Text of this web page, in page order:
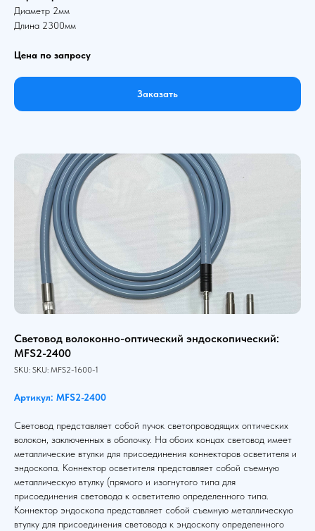
Диаметр 2мм
Длина 2300мм
Цена по запросу
Заказать
Световод волоконно-оптический эндоскопический:
MFS2-2400
SKU: SKU: MFS2-1600-1
Артикул: MFS2-2400
Световод представляет собой пучок светопроводящих оптических
волокон, заключенных в оболочку. На обоих концах световод имеет
металлические втулки для присоединения коннекторов осветителя и
эндоскопа. Коннектор осветителя представляет собой съемную
металлическую втулку (прямого и изогнутого типа для
присоединения световода к осветителю определенного типа.
Коннектор эндоскопа представляет собой съемную металлическую
втулку для присоединения световода к эндоскопу определенного